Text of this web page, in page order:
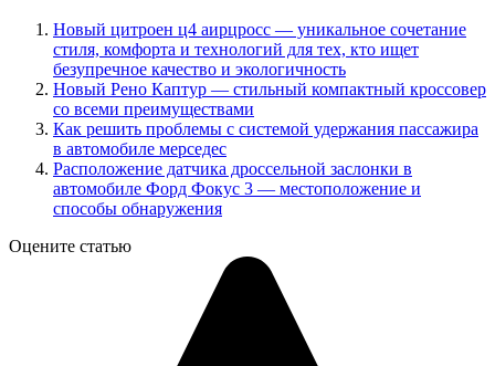
Новый цитроен ц4 аирцросс — уникальное сочетание
стиля, комфорта и технологий для тех, кто ищет
безупречное качество и экологичность
Новый Рено Каптур — стильный компактный кроссовер
со всеми преимуществами
Как решить проблемы с системой удержания пассажира
в автомобиле мерседес
Расположение датчика дроссельной заслонки в
автомобиле Форд Фокус 3 — местоположение и
способы обнаружения
Оцените статью